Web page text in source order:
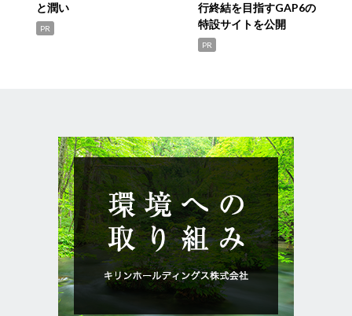
と潤い
PR
行終結を目指すGAP6の
特設サイトを公開
PR